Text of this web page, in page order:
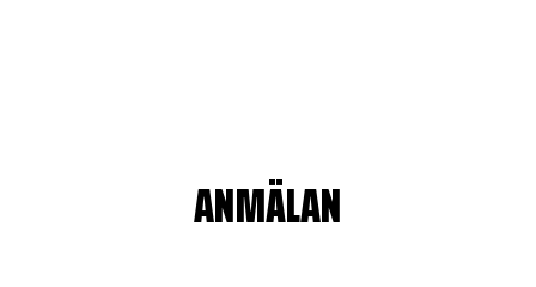
ANMÄLAN